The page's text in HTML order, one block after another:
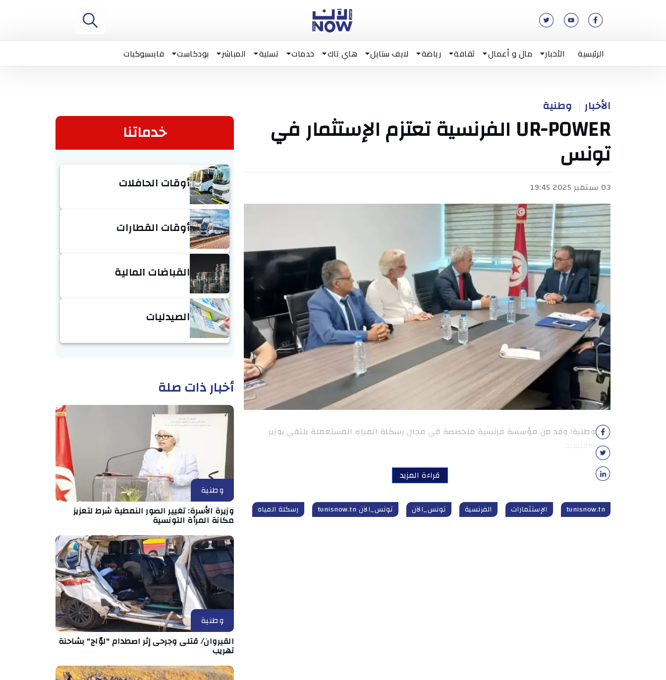
الرئيسية الأخبار مال و أعمال ثقافة رياضة لايف ستايل هاي تاك خدمات تسلية المباشر بودكاست فايسبوكيات
الأخبار وطنية
UR-POWER الفرنسية تعتزم الإستثمار في
تونس
03 سبتمبر 2025 19:45
وطنية: وفد من مؤسسة فرنسية متخصصة في مجال رسكلة المياه المستعملة يلتقي بوزير
قراءة المزيد
tunisnow.tn الإستثمارات الفرنسية تونس_الآن تونس_الآن tunisnow.tn رسكلة المياه
خدماتنا
أوقات الحافلات
أوقات القطارات
القباضات المالية
الصيدليات
أخبار ذات صلة
وطنية
وزيرة الأسرة: تغيير الصور النمطية شرط لتعزيز
مكانة المرأة التونسية
وطنية
القيروان/ قتلى وجرحى إثر اصطدام "لوّاج" بشاحنة
تهريب